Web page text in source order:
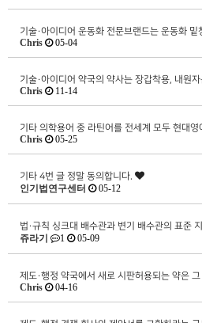
기술·아이디어 운동화 전문브랜드는 운동화
Chris 05-04
기술·아이디어 약국의 약사는 장갑착용, 내원
Chris 11-14
기타 의학용어 중 라틴어를 전세계 모두 현대
Chris 05-25
기타 4번 글 정말 동의합니다.
인기법연구센터 05-12
법·규칙 싱크대 배수관과 변기 배수관의 표준
쥬라기 1 05-09
제도·행정 약국에서 새로 시판허용되는 약은
Chris 04-16